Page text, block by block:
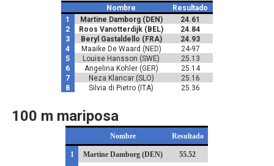
Nombre
Resultado
1
Martine Damborg (DEN)
24.61
2
Roos Vanotterdijk (BEL)
24.84
3
Beryl Gastaldello (FRA)
24.93
4
Maaike De Waard (NED)
24-97
5
Louise Hansson (SWE)
25.13
6
Angelina Kohler (GER)
25.14
7
Neza Klancar (SLO)
25.16
8
Silvia di Pietro (ITA) 25.36
100 m mariposa
Nombre Resultado
1 Martine Damborg (DEN)
55.52